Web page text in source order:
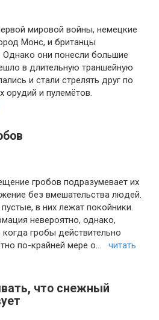
мировой войны, немецкие
Монс, и британцы
Однако они понесли большие
в длительную траншейную
и стали стрелять друг по
орудий и пулемётов.
гробов подразумевает их
без вмешательства людей.
в них лежат покойники.
невероятно, однако,
гробы действительно
по-крайней мере о… читать
что снежный